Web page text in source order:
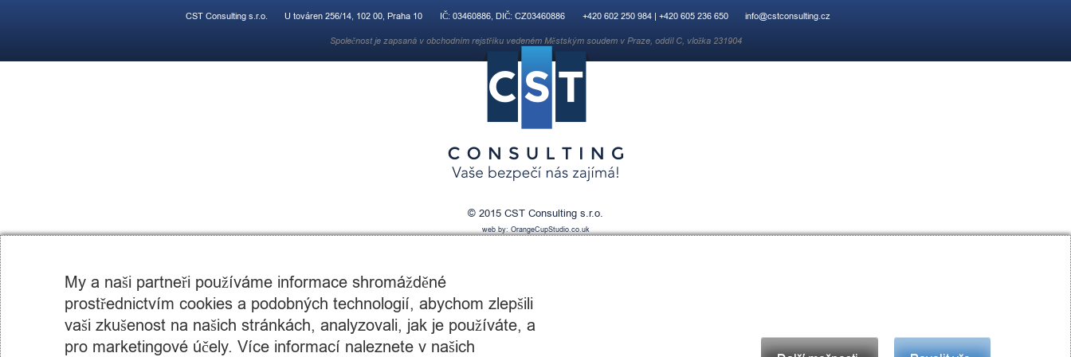
CST Consulting s.r.o. U továren 256/14, 102 00, Praha 10 IČ: 03460886, DIČ: CZ03460886 +420 602 250 984 | +420 605 236 650 info@cstconsulting.cz
Společnost je zapsaná v obchodním rejstříku vedeném Městským soudem v Praze, oddíl C, vložka 231904
© 2015 CST Consulting s.r.o.
web by: OrangeCupStudio.co.uk
My a naši partneři používáme informace shromážděné
prostřednictvím cookies a podobných technologií, abychom zlepšili
vaši zkušenost na našich stránkách, analyzovali, jak je používáte, a
pro marketingové účely. Více informací naleznete v našich